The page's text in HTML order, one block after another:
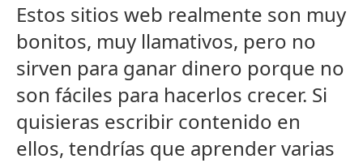
Estos sitios web realmente son muy
bonitos, muy llamativos, pero no
sirven para ganar dinero porque no
son fáciles para hacerlos crecer. Si
quisieras escribir contenido en
ellos, tendrías que aprender varias